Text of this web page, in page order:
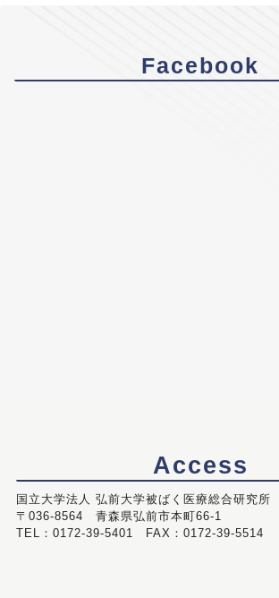
Facebook
Access
国立大学法人 弘前大学被ばく医療総合研究所
〒036-8564 青森県弘前市本町66-1
TEL：0172-39-5401 FAX：0172-39-5514